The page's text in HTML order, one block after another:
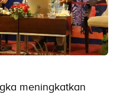
meningkatkan